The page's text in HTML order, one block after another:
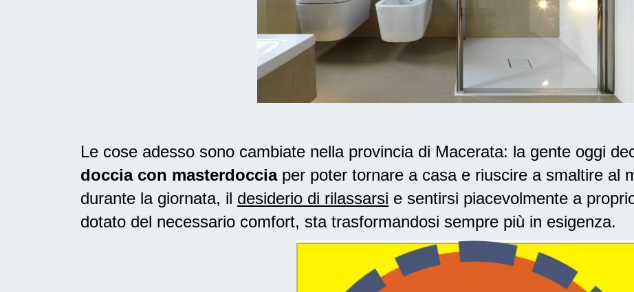
Le cose adesso sono cambiate nella provincia di Macerata: la gente oggi
doccia con masterdocciaper poter tornare a casa e riuscire a smaltire al
durante la giornata, il desiderio di rilassarsi e sentirsi piacevolmente a
dotato del necessario comfort, sta trasformandosi sempre più in esigenza.